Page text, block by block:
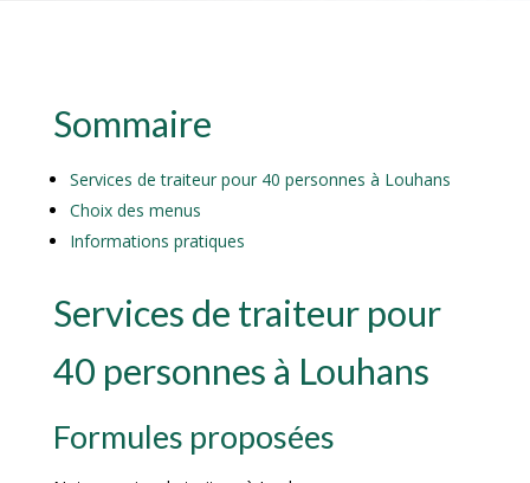
Sommaire
Services de traiteur pour 40 personnes à Louhans
Choix des menus
Informations pratiques
Services de traiteur pour
40 personnes à Louhans
Formules proposées